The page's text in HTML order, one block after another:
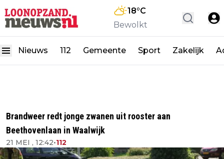
18°C
Bewolkt
Nieuws 112 Gemeente Sport Zakelijk
Brandweer redt jonge zwanen uit rooster aan
Beethovenlaan in Waalwijk
21 MEI , 12:42•112